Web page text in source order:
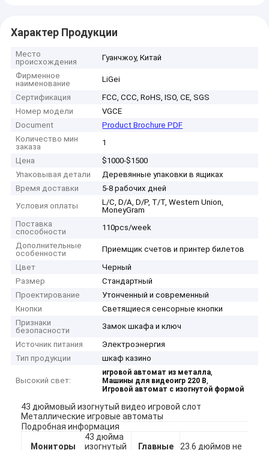
Характер Продукции
Место
происхождения
Гуанчжоу, Китай
Фирменное
наименование
LiGei
Сертификация
FCC, CCC, RoHS, ISO, CE, SGS
Номер модели
VGCE
Document
Product Brochure PDF
Количество мин
заказа
1
Цена
$1000-$1500
Упаковывая детали
Деревянные упаковки в ящиках
Время доставки
5-8 рабочих дней
Условия оплаты
L/C, D/A, D/P, T/T, Western Union,
MoneyGram
Поставка
способности
110pcs/week
Дополнительные
особенности
Приемщик счетов и принтер билетов
Цвет
Черный
Размер
Стандартный
Проектирование
Утонченный и современный
Кнопки
Светящиеся сенсорные кнопки
Признаки
безопасности
Замок шкафа и ключ
Источник питания
Электроэнергия
Тип продукции
шкаф казино
Высокий свет:
игровой автомат из металла,
Машины для видеоигр 220 В,
Игровой автомат с изогнутой формой
43 дюймовый изогнутый видео игровой слот
Металлические игровые автоматы
Подробная информация
Мониторы
43 дюйма
изогнутый
Главные
23.6 дюймов не